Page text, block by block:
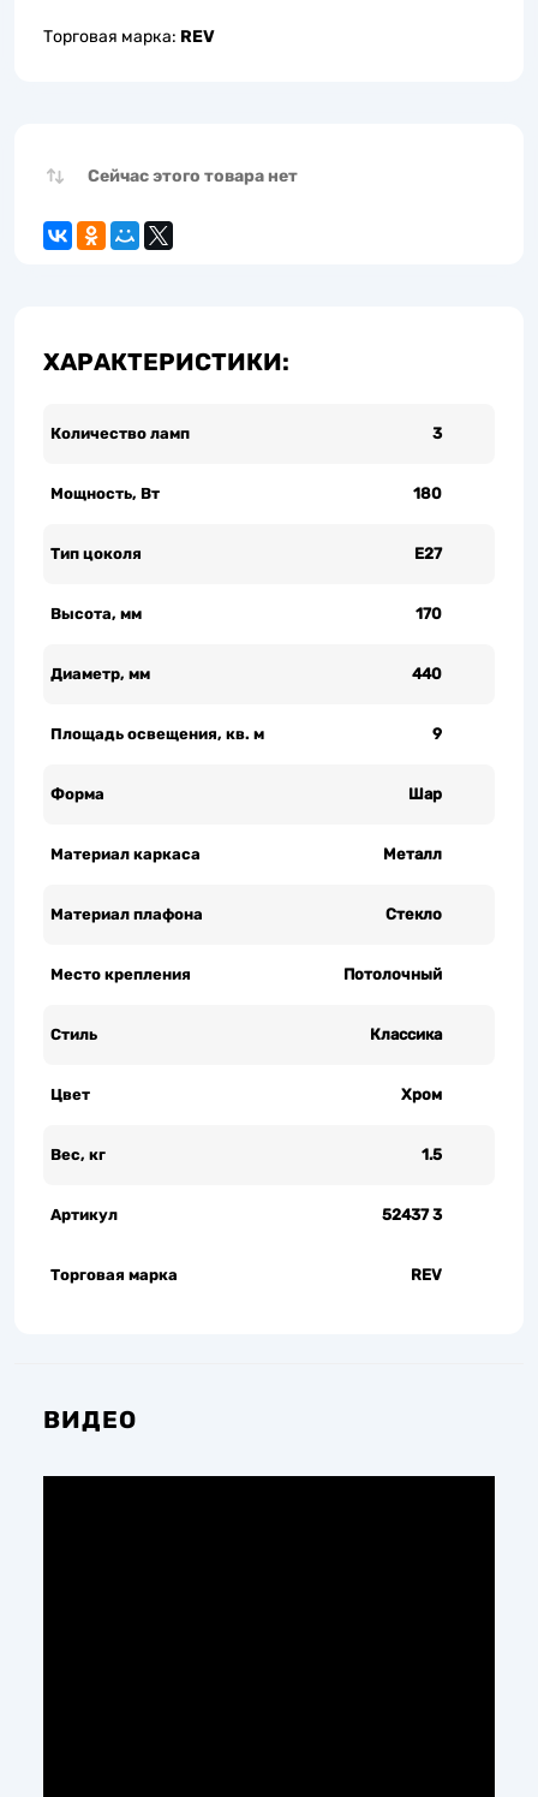
Торговая марка: REV
Сейчас этого товара нет
ХАРАКТЕРИСТИКИ:
Количество ламп 3
Мощность, Вт 180
Тип цоколя Е27
Высота, мм 170
Диаметр, мм 440
Площадь освещения, кв. м 9
Форма Шар
Материал каркаса Металл
Материал плафона Стекло
Место крепления Потолочный
Стиль Классика
Цвет Хром
Вес, кг 1.5
Артикул 52437 3
Торговая марка REV
ВИДЕО